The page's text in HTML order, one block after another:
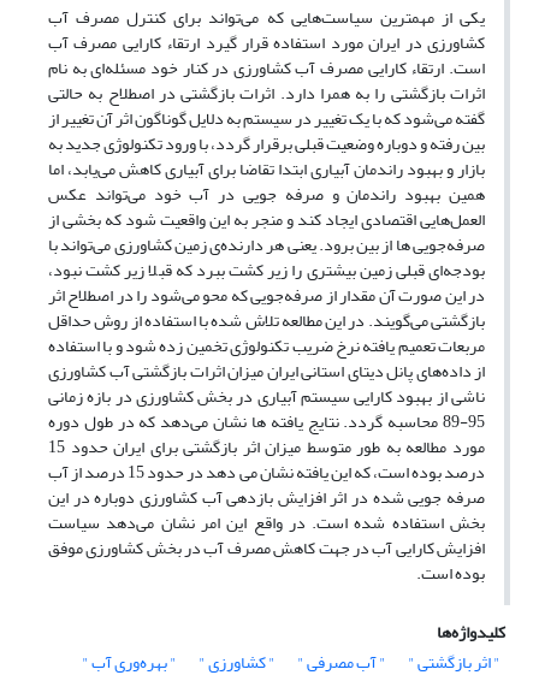
یکی از مهمترین سیاست‌هایی که می‌تواند برای کنترل مصرف آب
کشاورزی در ایران مورد استفاده قرار گیرد ارتقاء کارایی مصرف آب
است. ارتقاء کارایی مصرف آب کشاورزی در کنار خود مسئله‌ای به نام
اثرات بازگشتی را به همرا دارد. اثرات بازگشتی در اصطلاح به حالتی
گفته می‌شود که با یک تغییر در سیستم به دلایل گوناگون اثر آن تغییر از
بین رفته و دوباره وضعیت قبلی برقرار گردد، با ورود تکنولوژی جدید به
بازار و بهبود راندمان آبیاری ابتدا تقاضا برای آبیاری کاهش می‌یابد، اما
همین بهبود راندمان و صرفه جویی در آب خود می‌تواند عکس
العمل‌هایی اقتصادی ایجاد کند و منجر به این واقعیت شود که بخشی از
صرفه‌جویی ها از بین برود. یعنی هر دارنده‌ی زمین کشاورزی می‌تواند با
بودجه‌ای قبلی زمین بیشتری را زیر کشت ببرد که قبلا زیر کشت نبود،
در این صورت آن مقدار از صرفه‌جویی که محو می‌شود را در اصطلاح اثر
بازگشتی می‌گویند. در این مطالعه تلاش شده با استفاده از روش حداقل
مربعات تعمیم یافته نرخ ضریب تکنولوژی تخمین زده شود و با استفاده
از داده‌های پانل دیتای استانی ایران میزان اثرات بازگشتی آب کشاورزی
ناشی از بهبود کارایی سیستم آبیاری در بخش کشاورزی در بازه زمانی
95-89 محاسبه گردد. نتایج یافته ها نشان می‌دهد که در طول دوره
مورد مطالعه به طور متوسط میزان اثر بازگشتی برای ایران حدود 15
درصد بوده است، که این یافته نشان می دهد در حدود 15 درصد از آب
صرفه جویی شده در اثر افزایش بازدهی آب کشاورزی دوباره در این
بخش استفاده شده است. در واقع این امر نشان می‌دهد سیاست
افزایش کارایی آب در جهت کاهش مصرف آب در بخش کشاورزی موفق
بوده است.
کلیدواژه‌ها
" اثر بازگشتی "
" آب مصرفی " " کشاورزی " " بهره‌وری آب "